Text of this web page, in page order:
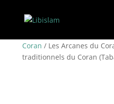
Coran / Les Arcanes du
traditionnels du Coran